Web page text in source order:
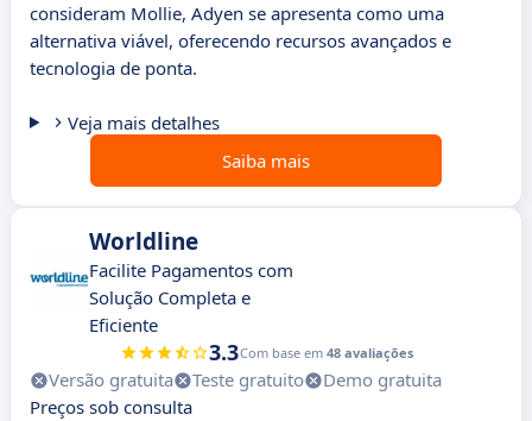
consideram Mollie, Adyen se apresenta como uma
alternativa viável, oferecendo recursos avançados e
tecnologia de ponta.
Veja mais detalhes
Saiba mais
Worldline
Facilite Pagamentos com
Solução Completa e
Eficiente
3.3Com base em 48 avaliações
Versão gratuita Teste gratuito
Demo gratuita
Preços sob consulta